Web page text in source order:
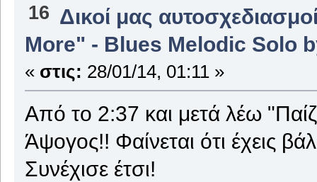
16 Δικοί μας
More" - Blues Melodic Solo
« στις: 28/01/14, 01:11 »
Από το 2:37 και μετά λέω
Άψογος!! Φαίνεται ότι έχεις
Συνέχισε έτσι!